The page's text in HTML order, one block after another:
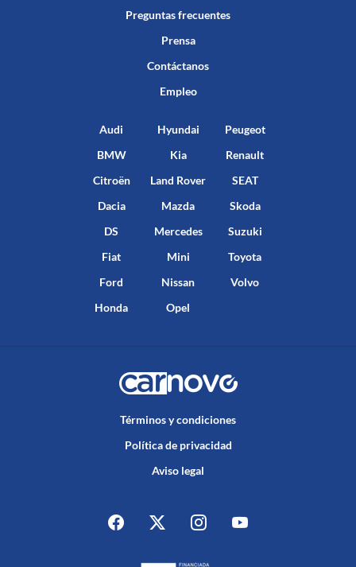
Preguntas frecuentes
Prensa
Contáctanos
Empleo
Audi
BMW
Citroën
Dacia
DS
Fiat
Ford
Honda
Hyundai
Kia
Land Rover
Mazda
Mercedes
Mini
Nissan
Opel
Peugeot
Renault
SEAT
Skoda
Suzuki
Toyota
Volvo
Términos y condiciones
Política de privacidad
Aviso legal